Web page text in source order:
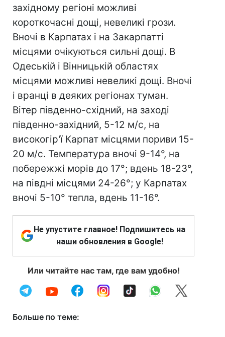
західному регіоні можливі
короткочасні дощі, невеликі грози.
Вночі в Карпатах і на Закарпатті
місцями очікуються сильні дощі. В
Одеській і Вінницькій областях
місцями можливі невеликі дощі. Вночі
і вранці в деяких регіонах туман.
Вітер південно-східний, на заході
південно-західний, 5-12 м/с, на
високогір'ї Карпат місцями пориви 15-
20 м/с. Температура вночі 9-14°, на
побережжі морів до 17°; вдень 18-23°,
на півдні місцями 24-26°; у Карпатах
вночі 5-10° тепла, вдень 11-16°.
Не упустите главное! Подпишитесь на
наши обновления в Google!
Или читайте нас там, где вам удобно!
Больше по теме: